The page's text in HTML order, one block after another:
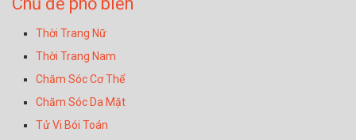
Thời Trang Nữ
Thời Trang Nam
Chăm Sóc Cơ Thể
Chăm Sóc Da Mặt
Tử Vi Bói Toán